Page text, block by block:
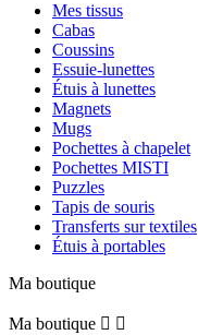
Mes tissus
Cabas
Coussins
Essuie-lunettes
Étuis à lunettes
Magnets
Mugs
Pochettes à chapelet
Pochettes MISTI
Puzzles
Tapis de souris
Transferts sur textiles
Étuis à portables
Ma boutique
Ma boutique  